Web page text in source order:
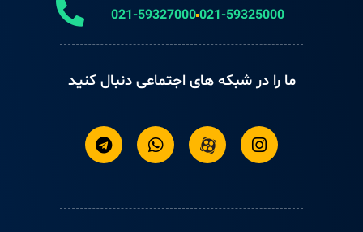
021-59325000
021-59327000
ما را در شبکه های اجتماعی دنبال کنید